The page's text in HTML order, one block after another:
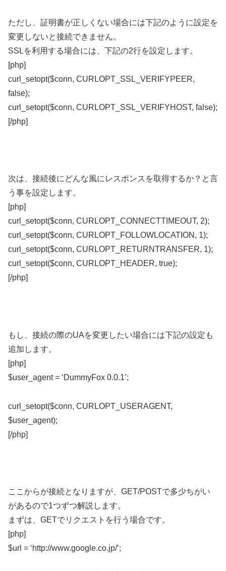
ただし、証明書が正しくない場合には下記のように設定を
変更しないと接続できません。
SSLを利用する場合には、下記の2行を設定します。
[php]
curl_setopt($conn, CURLOPT_SSL_VERIFYPEER,
false);
curl_setopt($conn, CURLOPT_SSL_VERIFYHOST, false);
[/php]
次は、接続後にどんな風にレスポンスを取得するか？と言
う事を設定します。
[php]
curl_setopt($conn, CURLOPT_CONNECTTIMEOUT, 2);
curl_setopt($conn, CURLOPT_FOLLOWLOCATION, 1);
curl_setopt($conn, CURLOPT_RETURNTRANSFER, 1);
curl_setopt($conn, CURLOPT_HEADER, true);
[/php]
もし、接続の際のUAを変更したい場合には下記の設定も
追加します。
[php]
$user_agent = ‘DummyFox 0.0.1’;
curl_setopt($conn, CURLOPT_USERAGENT,
$user_agent);
[/php]
ここからが接続となりますが、GET/POSTで多少ちがい
があるので1つずつ解説します。
まずは、GETでリクエストを行う場合です。
[php]
$url = ‘http://www.google.co.jp/’;